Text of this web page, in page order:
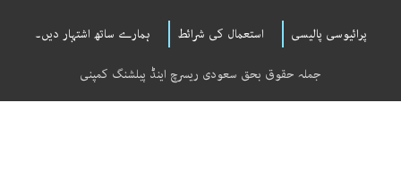
پرائیوسی پالیسی استعمال کی شرائط ہمارے ساتھ اشتہار دیں۔
جملہ حقوق بحق سعودی ریسرچ اینڈ پبلشنگ کمپنی